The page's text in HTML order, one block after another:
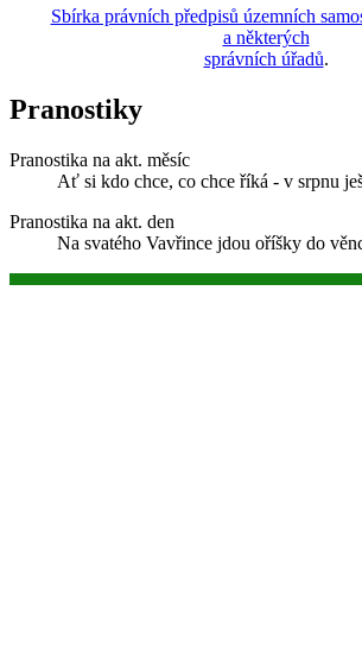
Sbírka právních předpisů územních
a některých
správních úřadů.
Pranostiky
Pranostika na akt. měsíc
Ať si kdo chce, co chce říká - v srpnu
Pranostika na akt. den
Na svatého Vavřince jdou oříšky do